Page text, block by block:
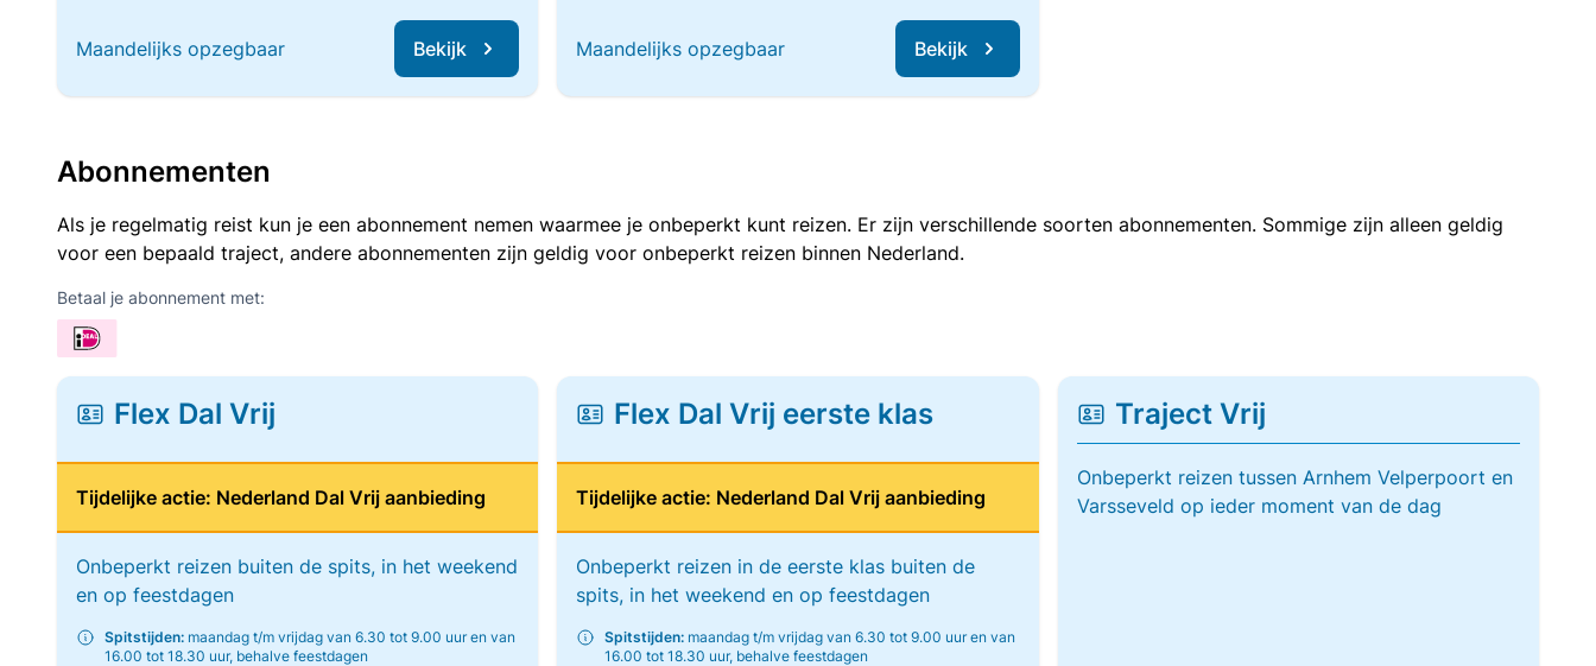
Maandelijks opzegbaar Bekijk Maandelijks opzegbaar Bekijk
Abonnementen
Als je regelmatig reist kun je een abonnement nemen waarmee je onbeperkt kunt reizen. Er zijn verschillende soorten abonnementen. Sommige zijn alleen geldig
voor een bepaald traject, andere abonnementen zijn geldig voor onbeperkt reizen binnen Nederland.
Betaal je abonnement met:
Flex Dal Vrij
Tijdelijke actie: Nederland Dal Vrij aanbieding
Onbeperkt reizen buiten de spits, in het weekend
en op feestdagen
Spitstijden: maandag t/m vrijdag van 6.30 tot 9.00 uur en van
16.00 tot 18.30 uur, behalve feestdagen
Flex Dal Vrij eerste klas
Tijdelijke actie: Nederland Dal Vrij aanbieding
Onbeperkt reizen in de eerste klas buiten de
spits, in het weekend en op feestdagen
Spitstijden: maandag t/m vrijdag van 6.30 tot 9.00 uur en van
16.00 tot 18.30 uur, behalve feestdagen
Traject Vrij
Onbeperkt reizen tussen Arnhem Velperpoort en
Varsseveld op ieder moment van de dag